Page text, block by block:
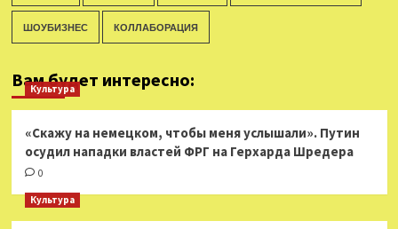
ШОУБИЗНЕС КОЛЛАБОРАЦИЯ
Вам будет интересно:
Культура
«Скажу на немецком, чтобы меня услышали». Путин
осудил нападки властей ФРГ на Герхарда Шредера
0
Культура